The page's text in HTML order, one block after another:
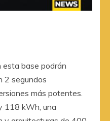
esta base podrán
2 segundos
más potentes.
118 kWh, una